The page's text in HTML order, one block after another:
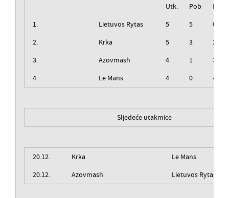
Utk. Pob
Izg
1.
Lietuvos Rytas 5 5
0
2.
Krka 5 3
2
3.
Azovmash 4 1
3
4.
Le Mans 4 0 4
Sljedeće utakmice
20.12. Krka
Le Mans
20.12.
Azovmash Lietuvos Rytas